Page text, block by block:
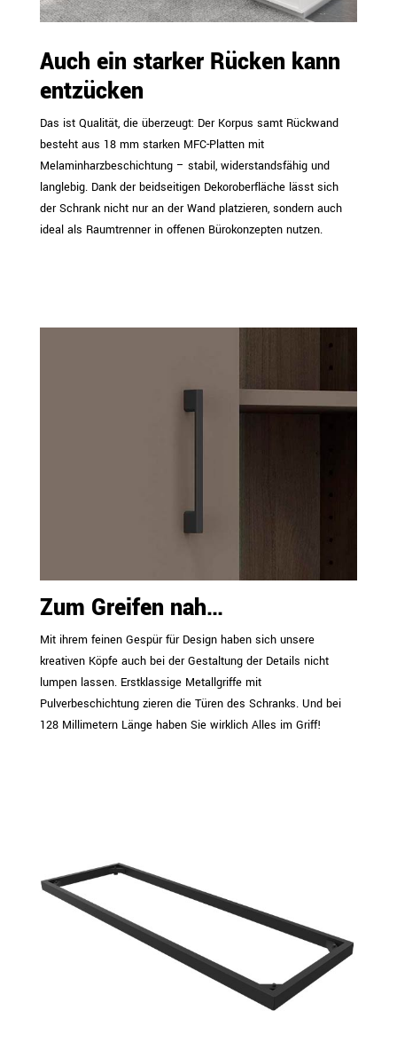
Auch ein starker Rücken kann
entzücken
Das ist Qualität, die überzeugt: Der Korpus samt Rückwand
besteht aus 18 mm starken MFC-Platten mit
Melaminharzbeschichtung – stabil, widerstandsfähig und
langlebig. Dank der beidseitigen Dekoroberfläche lässt sich
der Schrank nicht nur an der Wand platzieren, sondern auch
ideal als Raumtrenner in offenen Bürokonzepten nutzen.
Zum Greifen nah…
Mit ihrem feinen Gespür für Design haben sich unsere
kreativen Köpfe auch bei der Gestaltung der Details nicht
lumpen lassen. Erstklassige Metallgriffe mit
Pulverbeschichtung zieren die Türen des Schranks. Und bei
128 Millimetern Länge haben Sie wirklich Alles im Griff!